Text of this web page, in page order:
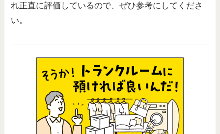
れ正直に評価しているので、ぜひ参考にしてくださ
い。